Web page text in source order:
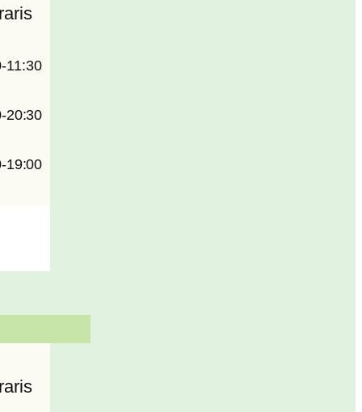
11:30
20:30
19:00